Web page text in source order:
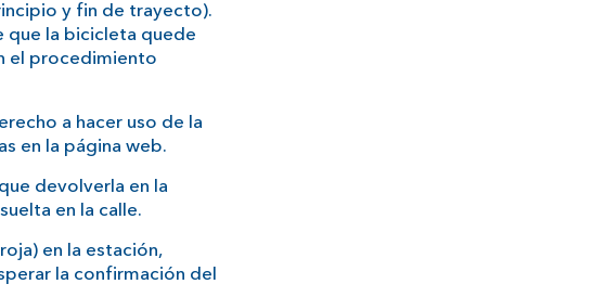
y fin de trayecto).
que la bicicleta quede
el procedimiento
a hacer uso de la
en la página web.
devolverla en la
en la calle.
en la estación,
la confirmación del